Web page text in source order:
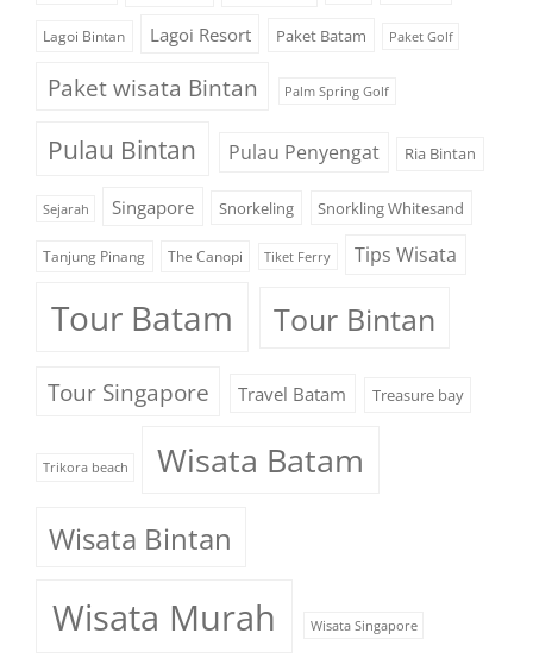
Lagoi Bintan Lagoi Resort Paket Batam Paket Golf
Paket wisata Bintan Palm Spring Golf
Pulau Bintan Pulau Penyengat Ria Bintan
Sejarah Singapore Snorkeling Snorkling Whitesand
Tanjung Pinang The Canopi Tiket Ferry Tips Wisata
Tour Batam Tour Bintan
Tour Singapore Travel Batam Treasure bay
Trikora beach Wisata Batam
Wisata Bintan
Wisata Murah Wisata Singapore